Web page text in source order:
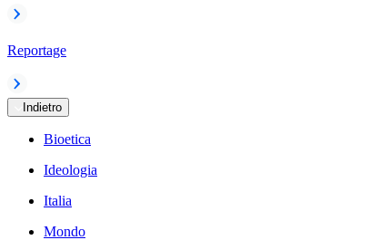
Reportage
Indietro
Bioetica
Ideologia
Italia
Mondo